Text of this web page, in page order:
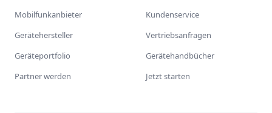
Mobilfunkanbieter
Gerätehersteller
Geräteportfolio
Partner werden
Kundenservice
Vertriebsanfragen
Gerätehandbücher
Jetzt starten